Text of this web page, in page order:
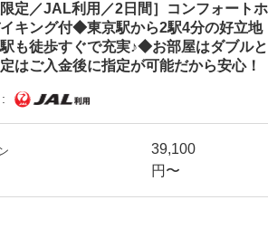
限定／JAL利用／2日間］コンフォート
キング付◆東京駅から2駅4分の好立地
も徒歩すぐで充実♪◆お部屋はダブル
はご入金後に指定が可能だから安心！
39,100
円〜